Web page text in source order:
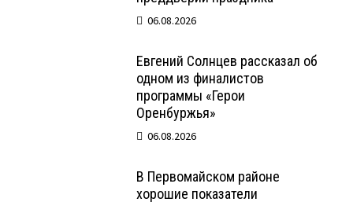
06.08.2026
Евгений Солнцев рассказал об
одном из финалистов
программы «Герои
Оренбуржья»
06.08.2026
В Первомайском районе
хорошие показатели